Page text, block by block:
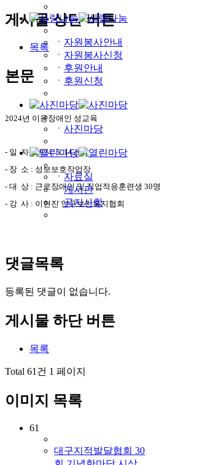
ㆍ 자원봉사안내
ㆍ 자원봉사신청
ㆍ 후원안내
ㆍ 후원신청
ㆍ 사진마당
ㆍ 자료실
ㆍ게시판
ㆍ공지사항
게시물 상단 버튼
목록
본문
2024년 이용장애인 성교육
- 일 자 : 2024. 5. 14.(화)
- 장 소 : 성보보호작업장
- 대 상 : 근로장애인 및 직업적응훈련생 30명
- 강 사 : 이현진 인구보건복지협회
댓글목록
등록된 댓글이 없습니다.
게시물 하단 버튼
목록
Total 61건 1 페이지
이미지 목록
61
대구지적발달협회 30